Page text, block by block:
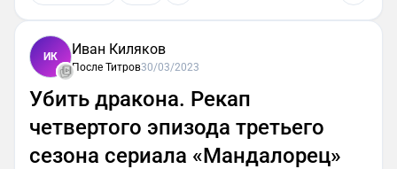
ИК Иван Киляков
После Титров30/03/2023
Убить дракона. Рекап
четвертого эпизода третьего
сезона сериала «Мандалорец»